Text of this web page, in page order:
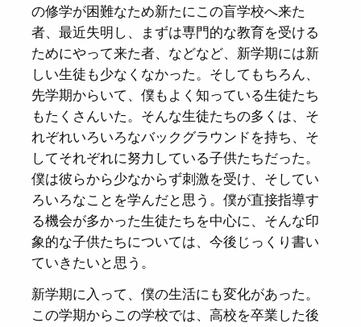
の修学が困難なため新たにこの盲学校へ来た
者、最近失明し、まずは専門的な教育を受ける
ためにやって来た者、などなど、新学期には新
しい生徒も少なくなかった。そしてもちろん、
先学期からいて、僕もよく知っている生徒たち
もたくさんいた。そんな生徒たちの多くは、そ
れぞれいろいろなバックグラウンドを持ち、そ
してそれぞれに努力している子供たちだった。
僕は彼らから少なからず刺激を受け、そしてい
ろいろなことを学んだと思う。僕が直接指導す
る機会が多かった生徒たちを中心に、そんな印
象的な子供たちについては、今後じっくり書い
ていきたいと思う。
新学期に入って、僕の生活にも変化があった。
この学期からこの学校では、高校を卒業した後